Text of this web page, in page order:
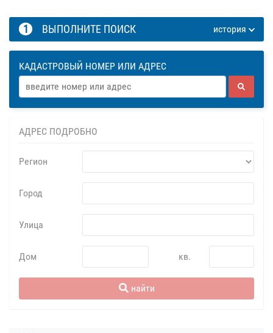
1 ВЫПОЛНИТЕ ПОИСК история
КАДАСТРОВЫЙ НОМЕР ИЛИ АДРЕС
АДРЕС ПОДРОБНО
Регион
Город
Улица
Дом кв.
найти